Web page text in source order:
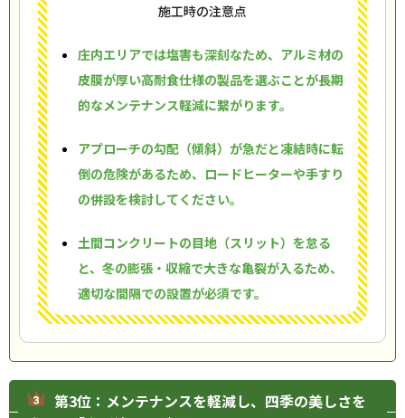
施工時の注意点
庄内エリアでは塩害も深刻なため、アルミ材の
皮膜が厚い高耐食仕様の製品を選ぶことが長期
的なメンテナンス軽減に繋がります。
アプローチの勾配（傾斜）が急だと凍結時に転
倒の危険があるため、ロードヒーターや手すり
の併設を検討してください。
土間コンクリートの目地（スリット）を怠る
と、冬の膨張・収縮で大きな亀裂が入るため、
適切な間隔での設置が必須です。
第3位：メンテナンスを軽減し、四季の美しさを